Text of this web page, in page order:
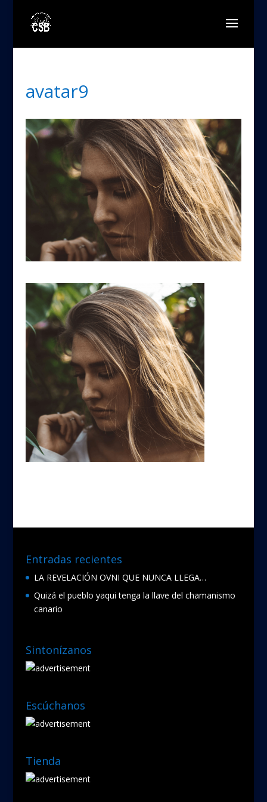
avatar9
Entradas recientes
LA REVELACIÓN OVNI QUE NUNCA LLEGA…
Quizá el pueblo yaqui tenga la llave del chamanismo
canario
Sintonízanos
Escúchanos
Tienda